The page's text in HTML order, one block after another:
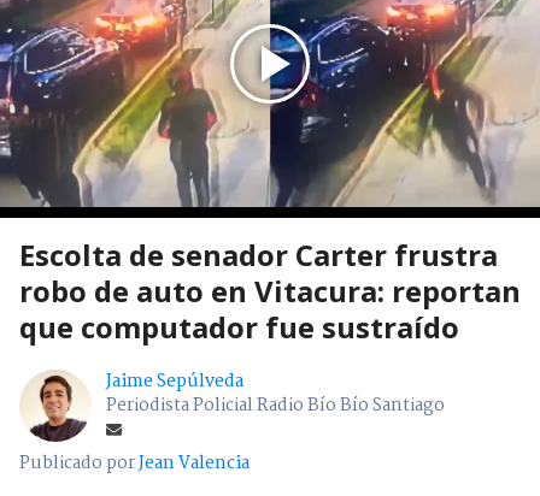
Escolta de senador Carter frustra
robo de auto en Vitacura: reportan
que computador fue sustraído
Jaime Sepúlveda
Periodista Policial Radio Bío Bío Santiago
Publicado porJean Valencia